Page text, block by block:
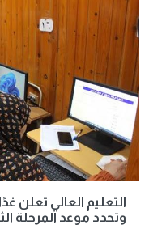
التعليم العالي تعلن
وتحدد موعد المرحلة